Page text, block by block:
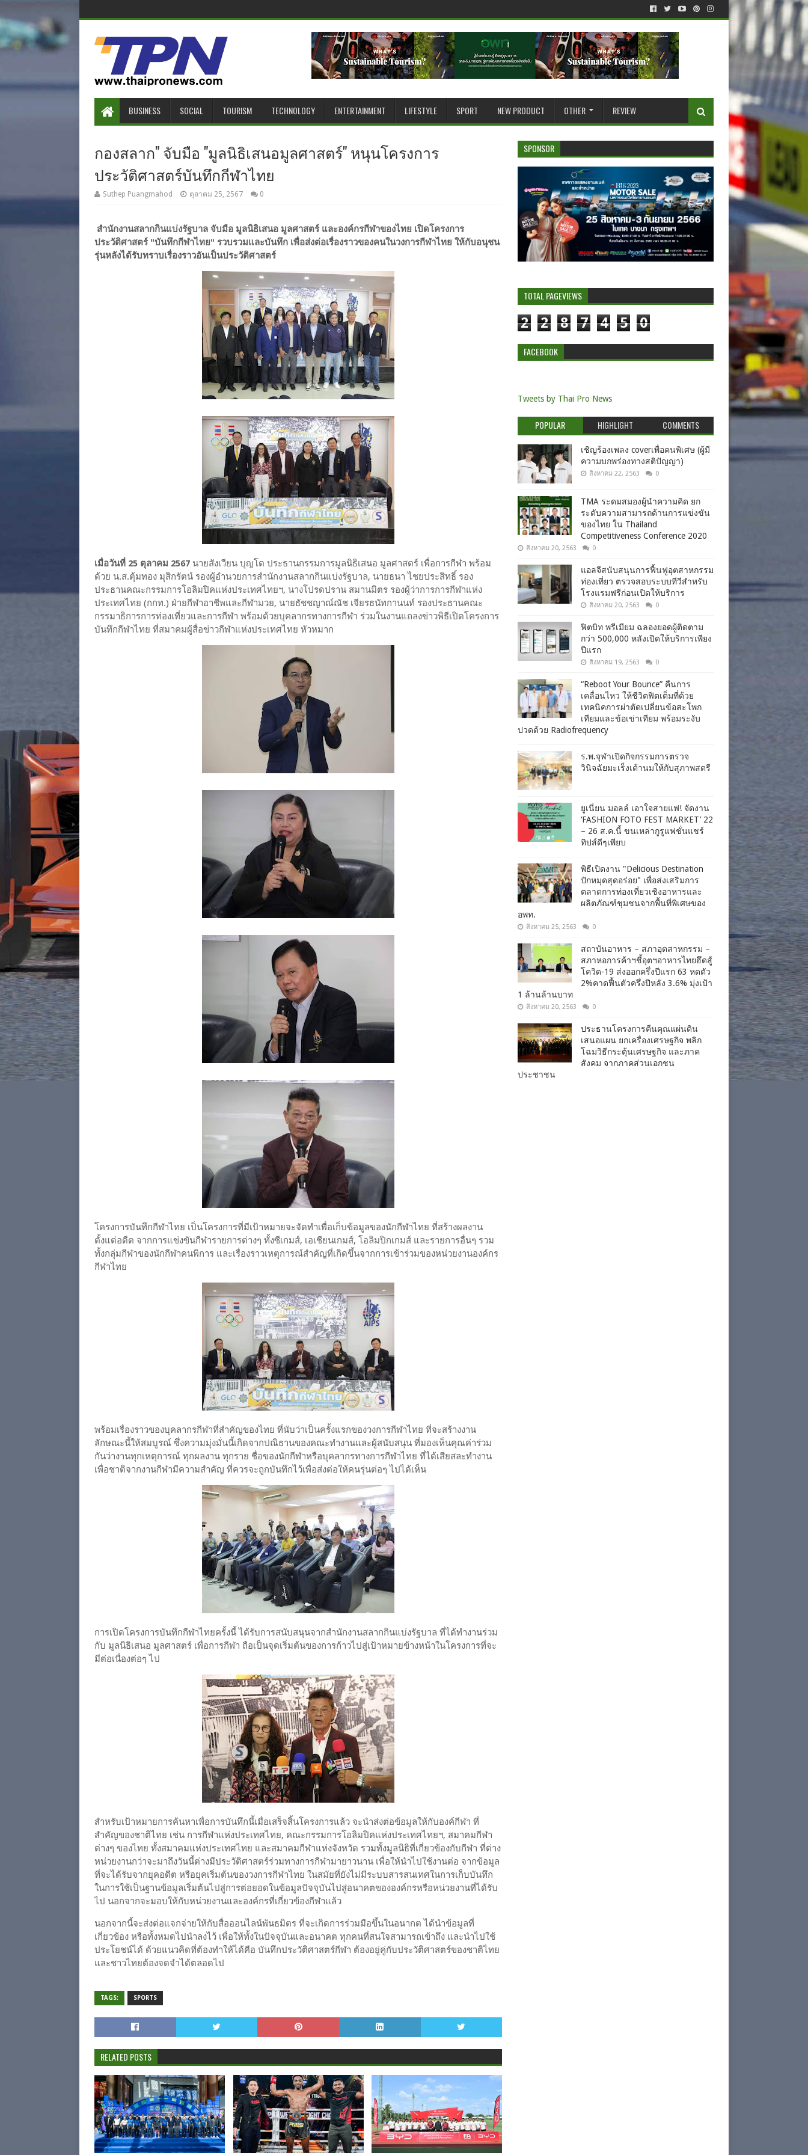
BUSINESS SOCIAL TOURISM TECHNOLOGY ENTERTAINMENT LIFESTYLE SPORT NEW PRODUCT OTHER REVIEW
กองสลาก" จับมือ "มูลนิธิเสนอมูลศาสตร์" หนุนโครงการ
ประวัติศาสตร์บันทึกกีฬาไทย
Suthep Puangmahod ตุลาคม 25, 2567 0
สำนักงานสลากกินแบ่งรัฐบาล จับมือ มูลนิธิเสนอ มูลศาสตร์ และองค์กรกีฬาของไทย เปิดโครงการ
ประวัติศาสตร์ "บันทึกกีฬาไทย" รวบรวมและบันทึก เพื่อส่งต่อเรื่องราวของคนในวงการกีฬาไทย ให้กับอนุชน
รุ่นหลังได้รับทราบเรื่องราวอันเป็นประวัติศาสตร์
เมื่อวันที่ 25 ตุลาคม 2567 นายสังเวียน บุญโต ประธานกรรมการมูลนิธิเสนอ มูลศาสตร์ เพื่อการกีฬา พร้อม
ด้วย น.ส.ตุ้มทอง มุสิกรัตน์ รองผู้อำนวยการสำนักงานสลากกินแบ่งรัฐบาล, นายธนา ไชยประสิทธิ์ รอง
ประธานคณะกรรมการโอลิมปิคแห่งประเทศไทยฯ, นางโปรดปราน สมานมิตร รองผู้ว่าการการกีฬาแห่ง
ประเทศไทย (กกท.) ฝ่ายกีฬาอาชีพและกีฬามวย, นายธัชชญาณ์ณัช เจียรธนัทกานนท์ รองประธานคณะ
กรรมาธิการการท่องเที่ยวและการกีฬา พร้อมด้วยบุคลากรทางการกีฬา ร่วมในงานแถลงข่าวพิธีเปิดโครงการ
บันทึกกีฬาไทย ที่สมาคมผู้สื่อข่าวกีฬาแห่งประเทศไทย หัวหมาก
โครงการบันทึกกีฬาไทย เป็นโครงการที่มีเป้าหมายจะจัดทำเพื่อเก็บข้อมูลของนักกีฬาไทย ที่สร้างผลงาน
ตั้งแต่อดีต จากการแข่งขันกีฬารายการต่างๆ ทั้งซีเกมส์, เอเชียนเกมส์, โอลิมปิกเกมส์ และรายการอื่นๆ รวม
ทั้งกลุ่มกีฬาของนักกีฬาคนพิการ และเรื่องราวเหตุการณ์สำคัญที่เกิดขึ้นจากการเข้าร่วมของหน่วยงานองค์กร
กีฬาไทย
พร้อมเรื่องราวของบุคลากรกีฬาที่สำคัญของไทย ที่นับว่าเป็นครั้งแรกของวงการกีฬาไทย ที่จะสร้างงาน
ลักษณะนี้ให้สมบูรณ์ ซึ่งความมุ่งมั่นนี้เกิดจากปณิธานของคณะทำงานและผู้สนับสนุน ที่มองเห็นคุณค่าร่วม
กันว่างานทุกเหตุการณ์ ทุกผลงาน ทุกราย ชื่อของนักกีฬาหรือบุคลากรทางการกีฬาไทย ที่ได้เสียสละทำงาน
เพื่อชาติจากงานกีฬามีความสำคัญ ที่ควรจะถูกบันทึกไว้เพื่อส่งต่อให้คนรุ่นต่อๆ ไปได้เห็น
การเปิดโครงการบันทึกกีฬาไทยครั้งนี้ ได้รับการสนับสนุนจากสำนักงานสลากกินแบ่งรัฐบาล ที่ได้ทำงานร่วม
กับ มูลนิธิเสนอ มูลศาสตร์ เพื่อการกีฬา ถือเป็นจุดเริ่มต้นของการก้าวไปสู่เป้าหมายข้างหน้าในโครงการที่จะ
มีต่อเนื่องต่อๆ ไป
สำหรับเป้าหมายการค้นหาเพื่อการบันทึกนี้เมื่อเสร็จสิ้นโครงการแล้ว จะนำส่งต่อข้อมูลให้กับองค์กีฬา ที่
สำคัญของชาติไทย เช่น การกีฬาแห่งประเทศไทย, คณะกรรมการโอลิมปิคแห่งประเทศไทยฯ, สมาคมกีฬา
ต่างๆ ของไทย ทั้งสมาคมแห่งประเทศไทย และสมาคมกีฬาแห่งจังหวัด รวมทั้งมูลนิธิที่เกี่ยวข้องกับกีฬา ที่ต่าง
หน่วยงานกว่าจะมาถึงวันนี้ต่างมีประวัติศาสตร์ร่วมทางการกีฬามายาวนาน เพื่อให้นำไปใช้งานต่อ จากข้อมูล
ที่จะได้รับจากยุคอดีต หรือยุคเริ่มต้นของวงการกีฬาไทย ในสมัยที่ยังไม่มีระบบสารสนเทศในการเก็บบันทึก
ในการใช้เป็นฐานข้อมูลเริ่มต้นไปสู่การต่อยอดในข้อมูลปัจจุบันไปสู่อนาคตขององค์กรหรือหน่วยงานที่ได้รับ
ไป นอกจากจะมอบให้กับหน่วยงานและองค์กรที่เกี่ยวข้องกีฬาแล้ว
นอกจากนี้จะส่งต่อแจกจ่ายให้กับสื่อออนไลน์พันธมิตร ที่จะเกิดการร่วมมือขึ้นในอนากต ได้นำข้อมูลที่
เกี่ยวข้อง หรือทั้งหมดไปนำลงไว้ เพื่อให้ทั้งในปัจจุบันและอนาคต ทุกคนที่สนใจสามารถเข้าถึง และนำไปใช้
ประโยชน์ได้ ด้วยแนวคิดที่ต้องทำให้ได้คือ บันทึกประวัติศาสตร์กีฬา ต้องอยู่คู่กับประวัติศาสตร์ของชาติไทย
และชาวไทยต้องจดจำได้ตลอดไป
TAGS: SPORTS
RELATED POSTS
SPONSOR
TOTAL PAGEVIEWS
2 2 8 7 4 5 0
FACEBOOK
Tweets by Thai Pro News
POPULAR HIGHLIGHT COMMENTS
เชิญร้องเพลง coverเพื่อคนพิเศษ (ผู้มี
ความบกพร่องทางสติปัญญา)
สิงหาคม 22, 2563 0
TMA ระดมสมองผู้นำความคิด ยก
ระดับความสามารถด้านการแข่งขัน
ของไทย ใน Thailand
Competitiveness Conference 2020
สิงหาคม 20, 2563 0
แอลจีสนับสนุนการฟื้นฟูอุตสาหกรรม
ท่องเที่ยว ตรวจสอบระบบทีวีสำหรับ
โรงแรมฟรีก่อนเปิดให้บริการ
สิงหาคม 20, 2563 0
ฟิตบิท พรีเมียม ฉลองยอดผู้ติดตาม
กว่า 500,000 หลังเปิดให้บริการเพียง
ปีแรก
สิงหาคม 19, 2563 0
“Reboot Your Bounce” คืนการ
เคลื่อนไหว ให้ชีวิตฟิตเต็มที่ด้วย
เทคนิคการผ่าตัดเปลี่ยนข้อสะโพก
เทียมและข้อเข่าเทียม พร้อมระงับ
ปวดด้วย Radiofrequency
ร.พ.จุฬาเปิดกิจกรรมการตรวจ
วินิจฉัยมะเร็งเต้านมให้กับสุภาพสตรี
ยูเนี่ยน มอลล์ เอาใจสายแฟ! จัดงาน
‘FASHION FOTO FEST MARKET’ 22
– 26 ส.ค.นี้ ขนเหล่ากูรูแฟชั่นแชร์
ทิปส์ดีๆเพียบ
พิธีเปิดงาน "Delicious Destination
ปักหมุดสุดอร่อย" เพื่อส่งเสริมการ
ตลาดการท่องเที่ยวเชิงอาหารและ
ผลิตภัณฑ์ชุมชนจากพื้นที่พิเศษของ
อพท.
สิงหาคม 25, 2563 0
สถาบันอาหาร – สภาอุตสาหกรรม –
สภาหอการค้าฯชี้อุตฯอาหารไทยฮึดสู้
โควิด-19 ส่งออกครึ่งปีแรก 63 หดตัว
2%คาดฟื้นตัวครึ่งปีหลัง 3.6% มุ่งเป้า
1 ล้านล้านบาท
สิงหาคม 20, 2563 0
ประธานโครงการคืนคุณแผ่นดิน
เสนอแผน ยกเครื่องเศรษฐกิจ พลิก
โฉมวิธีกระตุ้นเศรษฐกิจ และภาค
สังคม จากภาคส่วนเอกชน
ประชาชน